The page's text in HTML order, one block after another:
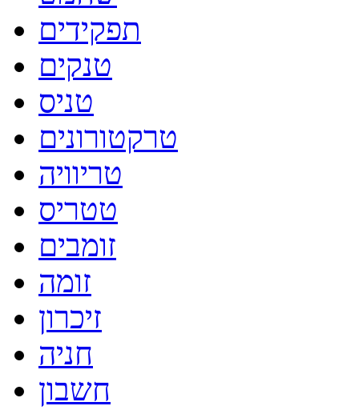
תפקידים
טנקים
טניס
טרקטורונים
טריוויה
טטריס
זומבים
זומה
זיכרון
חניה
חשבון